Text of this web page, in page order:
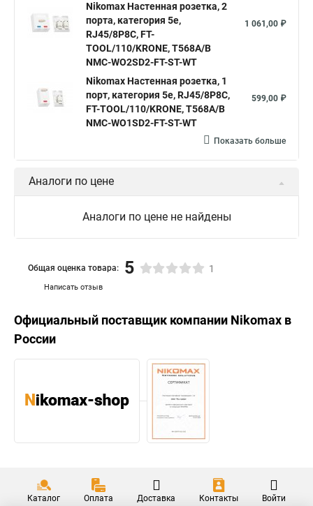
Nikomax Настенная розетка, 2
порта, категория 5е,
RJ45/8P8C, FT-
TOOL/110/KRONE, T568A/B
NMC-WO2SD2-FT-ST-WT
1 061,00 ₽
Nikomax Настенная розетка, 1
порт, категория 5е, RJ45/8P8C,
FT-TOOL/110/KRONE, T568A/B
NMC-WO1SD2-FT-ST-WT
599,00 ₽
Показать больше
Аналоги по цене
Аналоги по цене не найдены
Написать отзыв
Общая оценка товара: 5 1
Официальный поставщик компании Nikomax в
России
Каталог Оплата Доставка Контакты Войти